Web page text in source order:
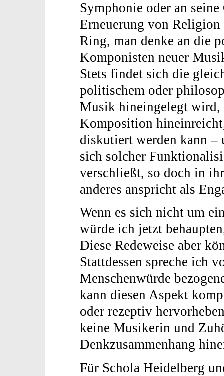
Symphonie oder an
Erneuerung von
Ring, man denke an die
Komponisten neuer
Stets findet sich die
politischem oder
Musik hineingelegt wird,
Komposition
diskutiert werden kann
sich solcher
verschließt, so doch in
anderes anspricht als
Wenn es sich nicht um
würde ich jetzt
Diese Redeweise aber
Stattdessen spreche ich
Menschenwürde
kann diesen Aspekt
oder rezeptiv
keine Musikerin und
Denkzusammenhang
Für Schola Heidelberg